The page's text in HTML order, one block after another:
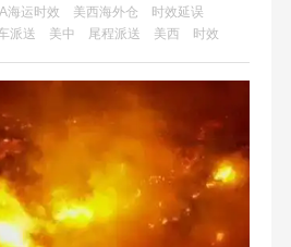
将出现延迟。请相关卖家和消费者
应对可能的配送延误情况。
海运时效 美西海外仓
时效延误
派送 美中 尾程派送 美西 时效